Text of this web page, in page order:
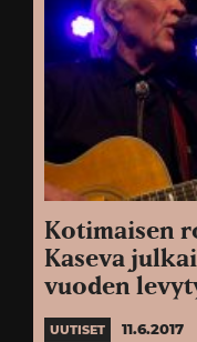
Kotimaisen
Kaseva
vuoden
UUTISET 11.6.2017